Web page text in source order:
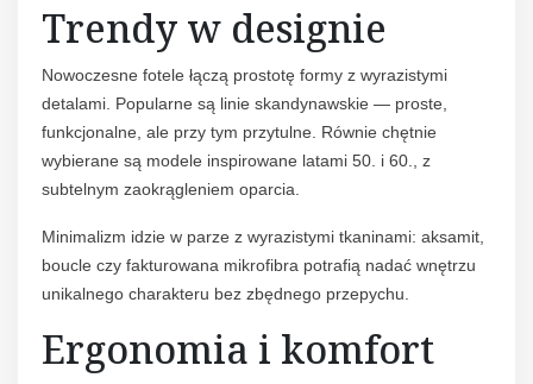
Trendy w designie
Nowoczesne fotele łączą prostotę formy z wyrazistymi
detalami. Popularne są linie skandynawskie — proste,
funkcjonalne, ale przy tym przytulne. Równie chętnie
wybierane są modele inspirowane latami 50. i 60., z
subtelnym zaokrągleniem oparcia.
Minimalizm idzie w parze z wyrazistymi tkaninami: aksamit,
boucle czy fakturowana mikrofibra potrafią nadać wnętrzu
unikalnego charakteru bez zbędnego przepychu.
Ergonomia i komfort